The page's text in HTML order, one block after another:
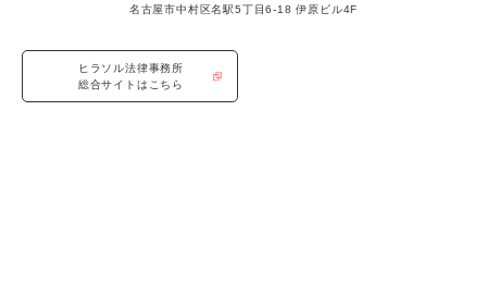
名古屋市中村区名駅5丁目6-18 伊原ビル4F
ヒラソル法律事務所
総合サイトはこちら